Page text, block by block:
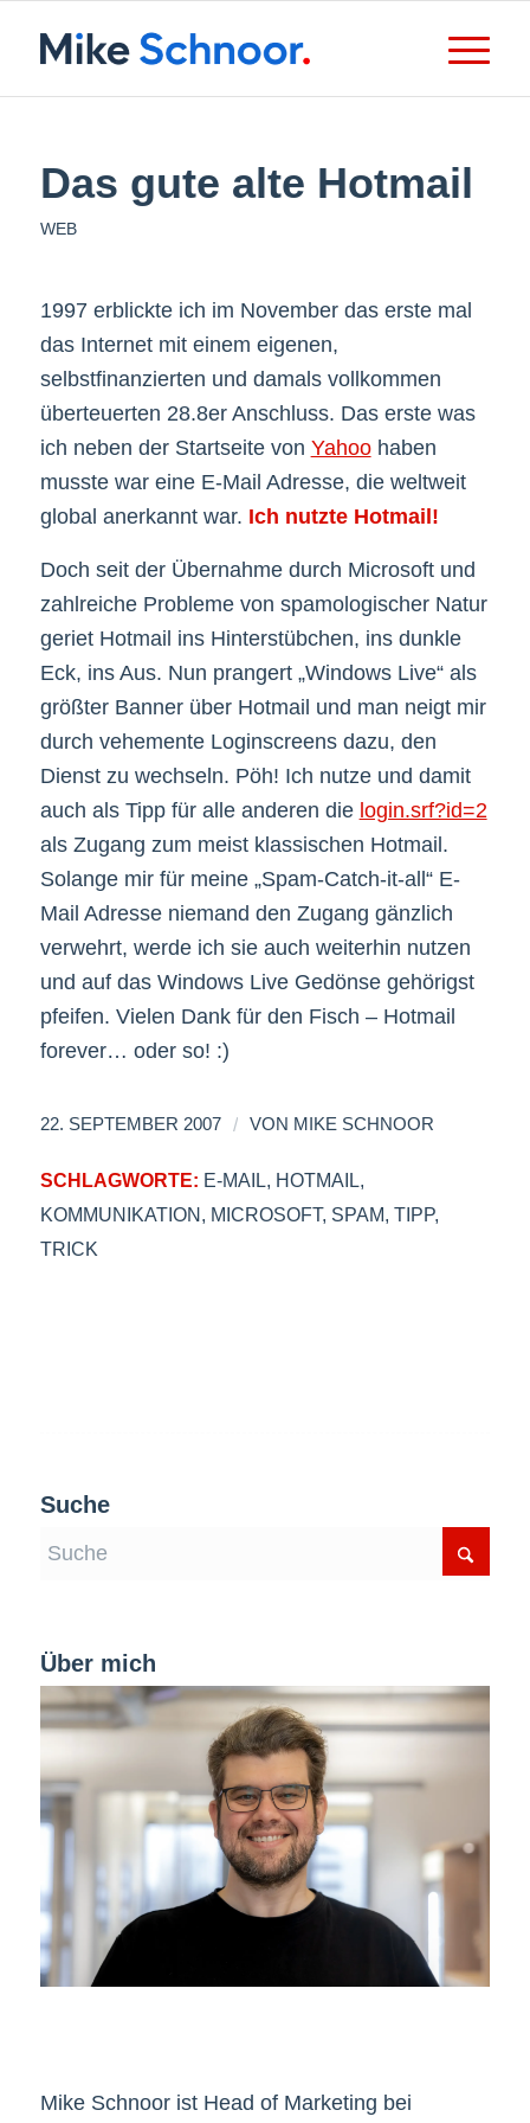
Das gute alte Hotmail
WEB
1997 erblickte ich im November das erste mal
das Internet mit einem eigenen,
selbstfinanzierten und damals vollkommen
überteuerten 28.8er Anschluss. Das erste was
ich neben der Startseite von Yahoohaben
musste war eine E-Mail Adresse, die weltweit
global anerkannt war. Ich nutzte Hotmail!
Doch seit der Übernahme durch Microsoft und
zahlreiche Probleme von spamologischer Natur
geriet Hotmail ins Hinterstübchen, ins dunkle
Eck, ins Aus. Nun prangert „Windows Live“ als
größter Banner über Hotmail und man neigt mir
durch vehemente Loginscreens dazu, den
Dienst zu wechseln. Pöh! Ich nutze und damit
auch als Tipp für alle anderen die login.srf?id=2
als Zugang zum meist klassischen Hotmail.
Solange mir für meine „Spam-Catch-it-all“ E-
Mail Adresse niemand den Zugang gänzlich
verwehrt, werde ich sie auch weiterhin nutzen
und auf das Windows Live Gedönse gehörigst
pfeifen. Vielen Dank für den Fisch – Hotmail
forever… oder so! :)
22. SEPTEMBER 2007 / VON MIKE SCHNOOR
SCHLAGWORTE: E-MAIL, HOTMAIL,
KOMMUNIKATION, MICROSOFT, SPAM, TIPP,
TRICK
Suche
Über mich
Mike Schnoor ist Head of Marketing bei